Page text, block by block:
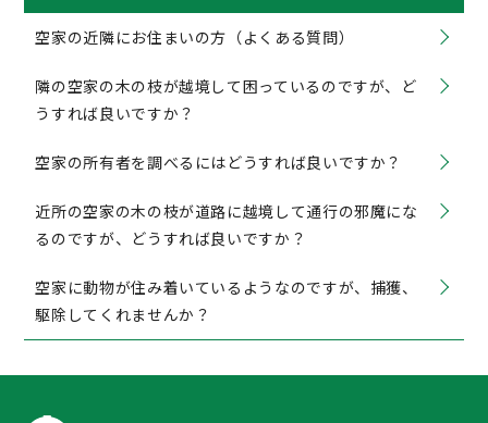
空家の近隣にお住まいの方（よくある質問）
隣の空家の木の枝が越境して困っているのですが、ど
うすれば良いですか？
空家の所有者を調べるにはどうすれば良いですか？
近所の空家の木の枝が道路に越境して通行の邪魔にな
るのですが、どうすれば良いですか？
空家に動物が住み着いているようなのですが、捕獲、
駆除してくれませんか？